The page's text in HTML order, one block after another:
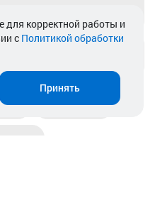
Магазины
для корректной работы и
с Политикой обработки
Принять